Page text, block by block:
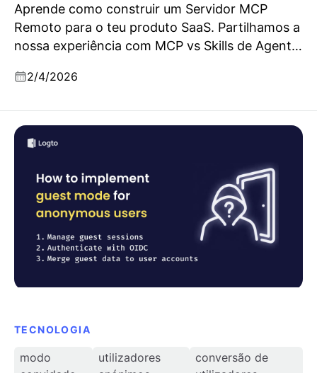
Aprende como construir um Servidor MCP
Remoto para o teu produto SaaS. Partilhamos a
nossa experiência com MCP vs Skills de Agente,
MCP.
2/4/2026
TECNOLOGIA
modo
utilizadores
conversão de
Como implementar o modo convidado (utilizadores
anónimos) e converter para utilizadores Logto